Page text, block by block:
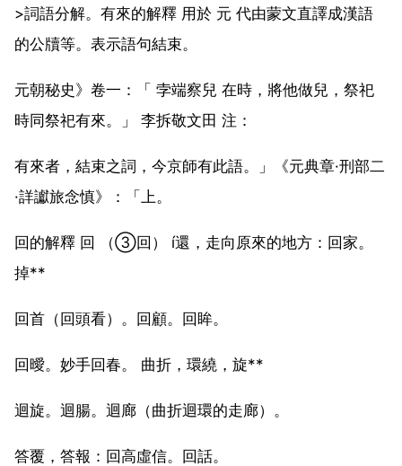
>詞語分解。有來的解釋 用於 元 代由蒙文直譯成漢語
的公牘等。表示語句結束。
元朝秘史》卷一：「 孛端察兒 在時，將他做兒，祭祀
時同祭祀有來。」 李拆敬文田 注：
有來者，結束之詞，今京師有此語。」《元典章·刑部二
·詳讞旅念慎》：「上。
回的解釋 回 （③回） í還，走向原來的地方：回家。
掉**
回首（回頭看）。回顧。回眸。
回曖。妙手回春。 曲折，環繞，旋**
迴旋。迴腸。迴廊（曲折迴環的走廊）。
答覆，答報：回高虛信。回話。